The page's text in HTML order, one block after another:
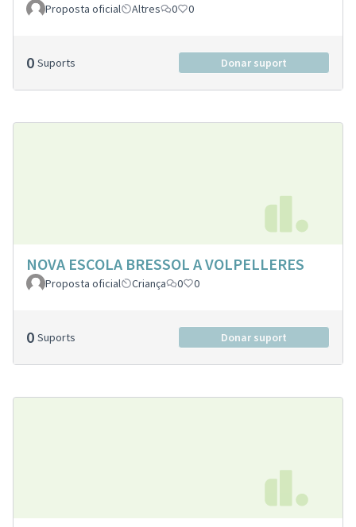
Proposta oficial Altres 0 0
0 Suports Donar suport
NOVA ESCOLA BRESSOL A VOLPELLERES
Proposta oficial Criança 0 0
0 Suports Donar suport